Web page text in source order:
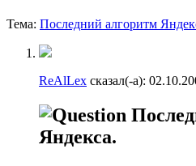
Тема: Последний алгоритм
ReAlLex сказал(-а):
Яндекса.